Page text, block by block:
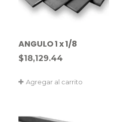
ANGULO 1 x 1/8
$18,129.44
Agregar al carrito